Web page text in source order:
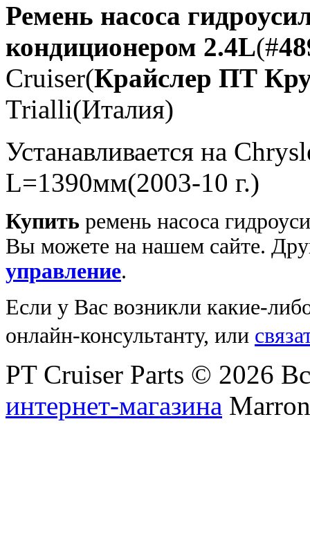
Ремень насоса
кондиционером 2.4L(#
Cruiser(Крайслер ПТ
Trialli(Италия)
Устанавливается на
L=1390мм(2003-10 г.)
Купить ремень насоса
Вы можете на нашем сайте.
управление.
Если у Вас возникли какие-
онлайн-консультанту, или
PT Cruiser Parts © 2026
интернет-магазина